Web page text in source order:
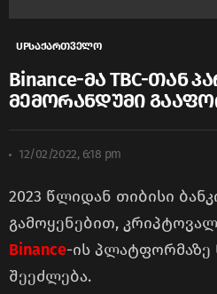
UPსაქართველო
Binance-მა TBC-თან
მემორანდუმი
12/02/2022, 6:18 pm
2023 წლიდან თიბისი
გამოყენებით,
Binance-ის პლატფორმაზე
შეეძლება.